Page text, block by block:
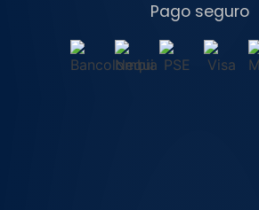
Pago seguro